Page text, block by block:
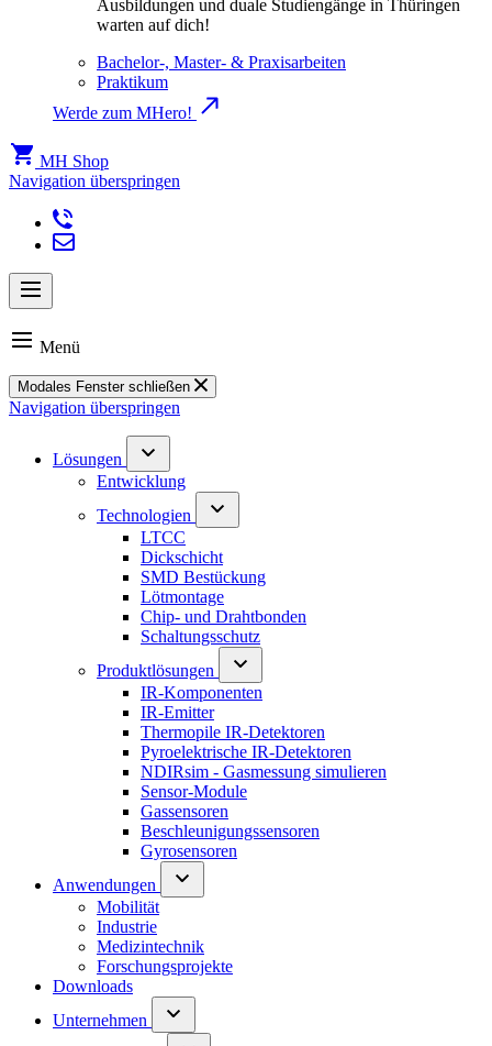
Ausbildungen und duale Studiengänge in Thüringen
warten auf dich!
Bachelor-, Master- & Praxisarbeiten
Praktikum
Werde zum MHero!
MH Shop
Navigation überspringen
Menü
Modales Fenster schließen
Navigation überspringen
Lösungen
Entwicklung
Technologien
LTCC
Dickschicht
SMD Bestückung
Lötmontage
Chip- und Drahtbonden
Schaltungsschutz
Produktlösungen
IR-Komponenten
IR-Emitter
Thermopile IR-Detektoren
Pyroelektrische IR-Detektoren
NDIRsim - Gasmessung simulieren
Sensor-Module
Gassensoren
Beschleunigungssensoren
Gyrosensoren
Anwendungen
Mobilität
Industrie
Medizintechnik
Forschungsprojekte
Downloads
Unternehmen